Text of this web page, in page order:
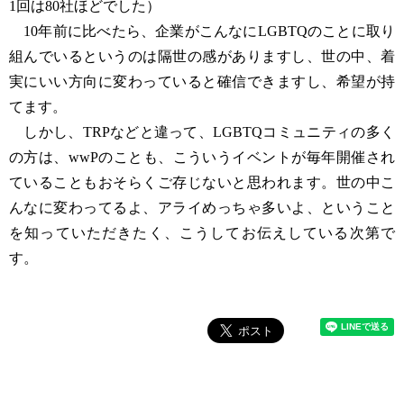
1回は80社ほどでした）
10年前に比べたら、企業がこんなにLGBTQのことに取り
組んでいるというのは隔世の感がありますし、世の中、着
実にいい方向に変わっていると確信できますし、希望が持
てます。
しかし、TRPなどと違って、LGBTQコミュニティの多く
の方は、wwPのことも、こういうイベントが毎年開催され
ていることもおそらくご存じないと思われます。世の中こ
んなに変わってるよ、アライめっちゃ多いよ、ということ
を知っていただきたく、こうしてお伝えしている次第で
す。